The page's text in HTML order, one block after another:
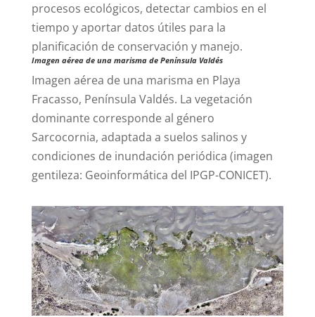
procesos ecológicos, detectar cambios en el
tiempo y aportar datos útiles para la
planificación de conservación y manejo.
Imagen aérea de una marisma de Península Valdés
Imagen aérea de una marisma en Playa
Fracasso, Península Valdés. La vegetación
dominante corresponde al género
Sarcocornia, adaptada a suelos salinos y
condiciones de inundación periódica (imagen
gentileza: Geoinformática del IPGP-CONICET).